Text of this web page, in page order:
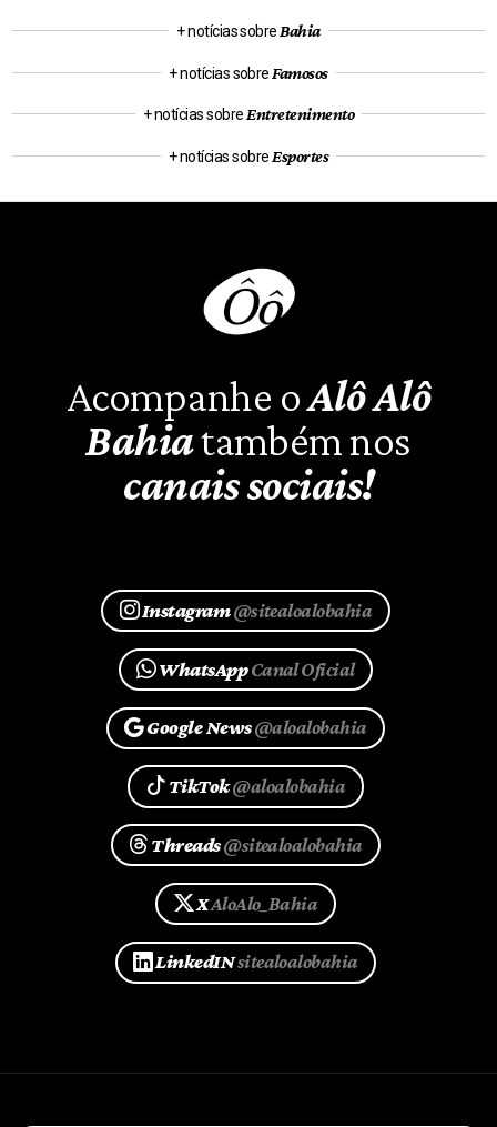
+ notícias sobreBahia
+ notícias sobre Famosos
+ notícias sobreEntretenimento
+ notícias sobre Esportes
Acompanhe oAlô Alô
Bahiatambém nos
canais sociais!
Instagram@sitealoalobahia
WhatsAppCanal Oficial
Google News@aloalobahia
TikTok@aloalobahia
Threads@sitealoalobahia
XAloAlo_Bahia
LinkedINsitealoalobahia